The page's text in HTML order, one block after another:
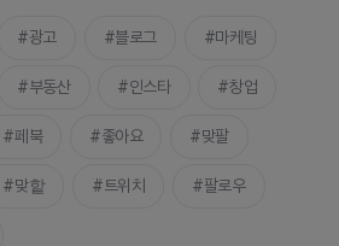
광고 블로그 마케팅
부동산 인스타 창업
페북 좋아요 맞팔
맞핱 트위치 팔로우